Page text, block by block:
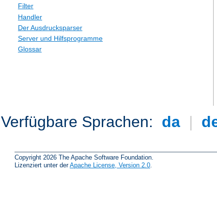
Filter
Handler
Der Ausdrucksparser
Server und Hilfsprogramme
Glossar
Verfügbare Sprachen: da |
Copyright 2026 The Apache Software Foundation.
Lizenziert unter derApache License, Version 2.0